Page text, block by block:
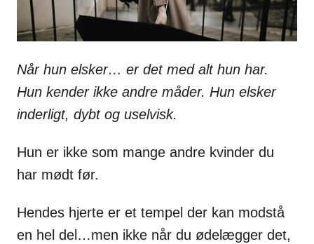
Når hun elsker… er det med alt hun har.
Hun kender ikke andre måder. Hun elsker
inderligt, dybt og uselvisk.
Hun er ikke som mange andre kvinder du
har mødt før.
Hendes hjerte er et tempel der kan modstå
en hel del…men ikke når du ødelægger det,